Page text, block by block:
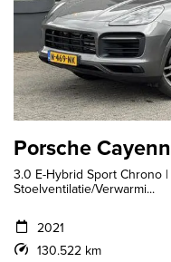
Porsche
3.0 E-Hybrid Sport Chrono
Stoelventilatie/Verwarmi...
2021
130.522 km